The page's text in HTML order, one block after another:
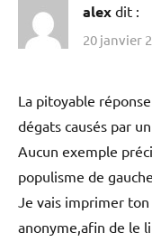
alex dit :
20 janvier
La pitoyable
dégats causés par
Aucun exemple
populisme de
Je vais imprimer
anonyme,afin de le